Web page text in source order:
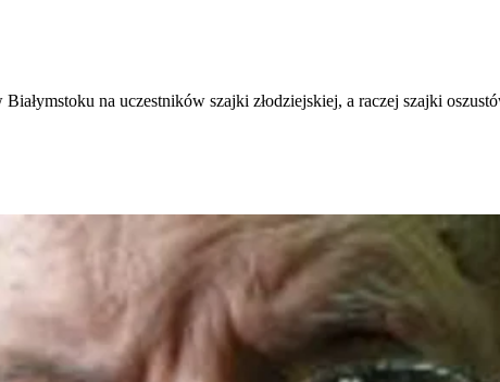
na uczestników szajki złodziejskiej, a raczej szajki